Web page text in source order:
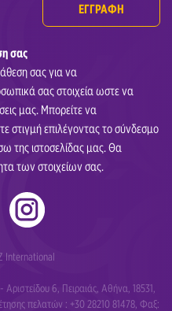
ΕΓΓΡΑΦΗ
σας
σας για να
σας στοιχεία ωστε να
μας. Μπορείτε να
στιγμή επιλέγοντας το σύνδεσμο
της ιστοσελίδας μας. Θα
των στοιχείων σας.
International
Αριστείδου 6, Πειραιάς, Αθήνα, 18531,
πελατών : +30 28210 81478, Φαξ: